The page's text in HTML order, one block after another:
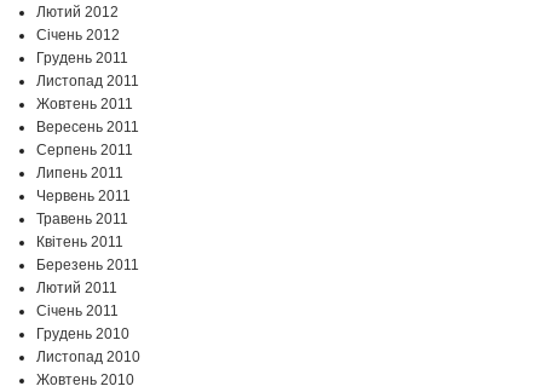
Лютий 2012
Січень 2012
Грудень 2011
Листопад 2011
Жовтень 2011
Вересень 2011
Серпень 2011
Липень 2011
Червень 2011
Травень 2011
Квітень 2011
Березень 2011
Лютий 2011
Січень 2011
Грудень 2010
Листопад 2010
Жовтень 2010